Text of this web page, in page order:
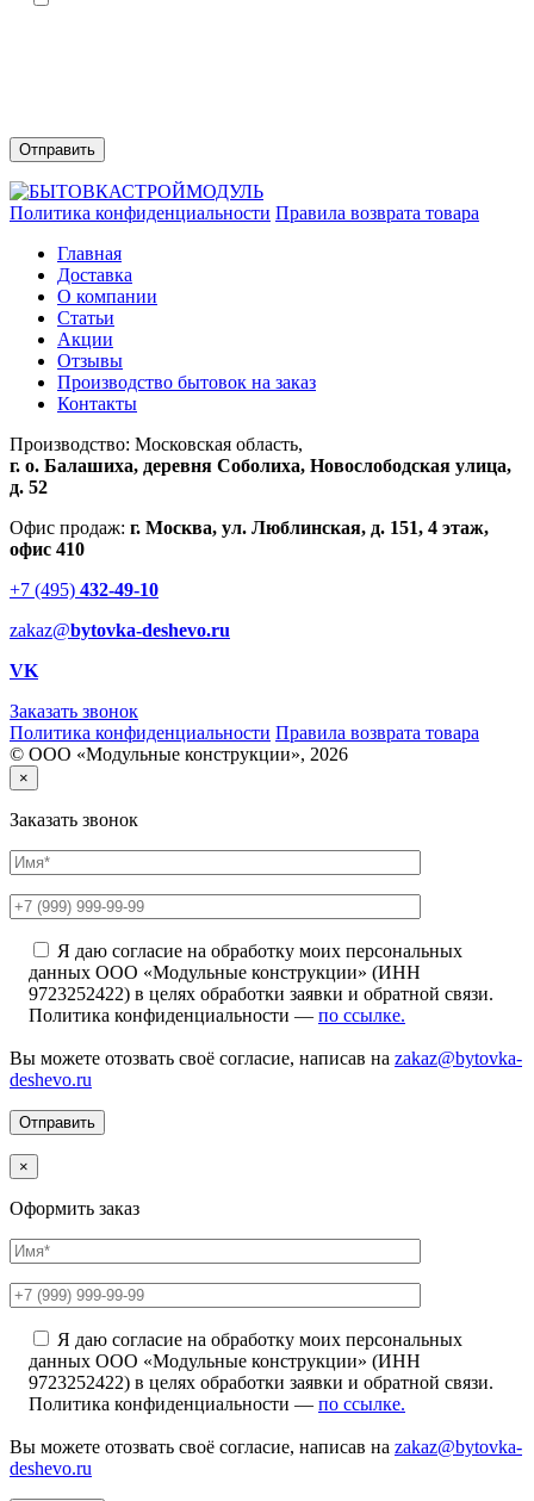
Политика конфиденциальности Правила возврата товара
Главная
Доставка
О компании
Статьи
Акции
Отзывы
Производство бытовок на заказ
Контакты
Производство: Московская область,
г. о. Балашиха, деревня Соболиха, Новослободская улица,
д. 52
Офис продаж: г. Москва, ул. Люблинская, д. 151, 4 этаж,
офис 410
+7 (495) 432-49-10
zakaz@bytovka-deshevo.ru
VK
Заказать звонок
Политика конфиденциальности Правила возврата товара
© ООО «Модульные конструкции», 2026
×
Заказать звонок
Я даю согласие на обработку моих персональных
данных ООО «Модульные конструкции» (ИНН
9723252422) в целях обработки заявки и обратной связи.
Политика конфиденциальности — по ссылке.
Вы можете отозвать своё согласие, написав на zakaz@bytovka-
deshevo.ru
×
Оформить заказ
Я даю согласие на обработку моих персональных
данных ООО «Модульные конструкции» (ИНН
9723252422) в целях обработки заявки и обратной связи.
Политика конфиденциальности — по ссылке.
Вы можете отозвать своё согласие, написав на zakaz@bytovka-
deshevo.ru